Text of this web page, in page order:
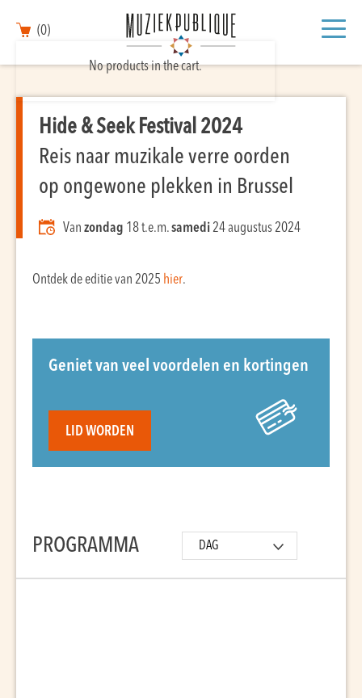
(0)
No products in the cart.
Hide & Seek Festival 2024
Reis naar muzikale verre oorden
op ongewone plekken in Brussel
Van zondag 18 t.e.m.samedi 24 augustus 2024
Ontdek de editie van 2025 hier.
Geniet van veel voordelen en kortingen
LID WORDEN
PROGRAMMA